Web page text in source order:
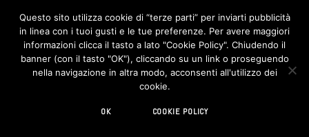
F
c
e
b
o
I
n
s
t
Questo sito utilizza cookie di “terze parti” per inviarti pubblicità
in linea con i tuoi gusti e le tue preferenze. Per avere maggiori
informazioni clicca il tasto a lato "Cookie Policy". Chiudendo il
banner (con il tasto "OK"), cliccando su un link o proseguendo
nella navigazione in altra modo, acconsenti all'utilizzo dei
cookie.
OK COOKIE POLICY